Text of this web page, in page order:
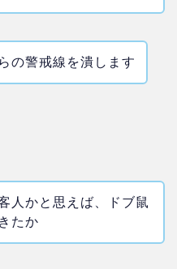
の警戒線を潰します
人かと思えば、ドブ鼠
たか